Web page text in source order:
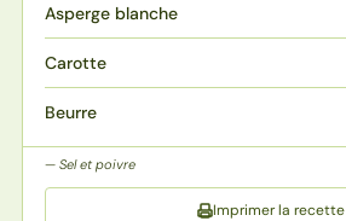
Asperge blanche
Carotte
Beurre
Sel et poivre
Imprimer la recette